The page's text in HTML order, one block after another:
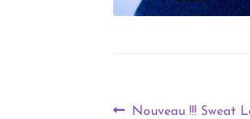
Nouveau !!! Sweat